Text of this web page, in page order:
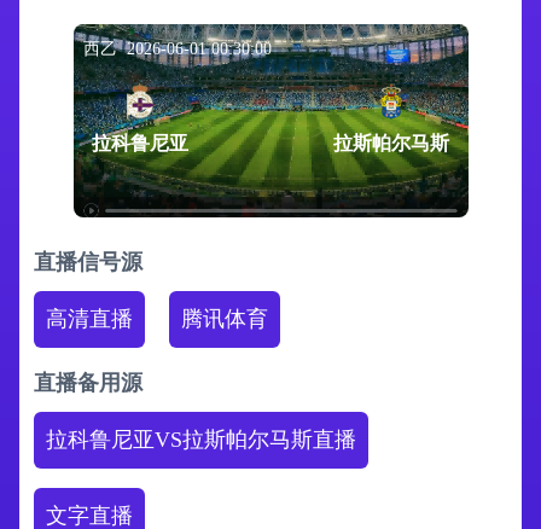
西乙 2026-06-01 00:30:00
拉科鲁尼亚 拉斯帕尔马斯
直播信号源
高清直播 腾讯体育
直播备用源
拉科鲁尼亚VS拉斯帕尔马斯直播
文字直播